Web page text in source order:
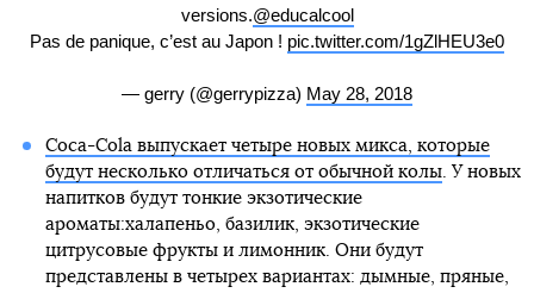
versions.@educalcool
Pas de panique, c’est au Japon ! pic.twitter.com/1gZlHEU3e0
— gerry (@gerrypizza) May 28, 2018
Coca-Cola выпускает четыре новых микса, которые
будут несколько отличаться от обычной колы. У новых
напитков будут тонкие экзотические
ароматы:халапеньо, базилик, экзотические
цитрусовые фрукты и лимонник. Они будут
представлены в четырех вариантах: дымные, пряные,